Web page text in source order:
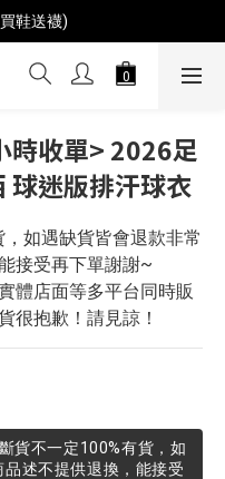
鞋送襪)
鞋送襪)
件再折扣！
時收單> 2026足
球迷版排汗球衣
如遇缺貨皆會退款非常
接受再下單謝謝~
體店面等多平台同時販
很抱歉！請見諒！
貨不一定100%有貨，如
述不提供退換，能接受